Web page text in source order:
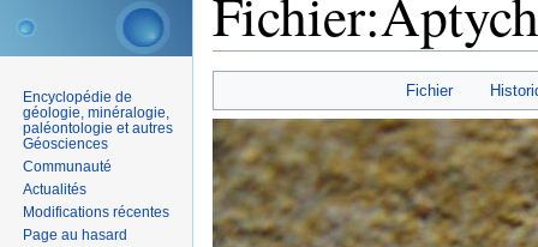
Fichier
Encyclopédie de
géologie, minéralogie,
paléontologie et autres
Géosciences
Communauté
Actualités
Modifications récentes
Page au hasard